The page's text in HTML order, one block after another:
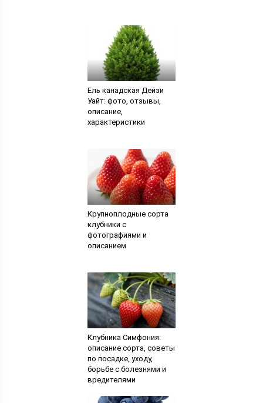
Ель канадская Дейзи
Уайт: фото, отзывы,
описание,
характеристики
Крупноплодные сорта
клубники с
фотографиями и
описанием
Клубника Симфония:
описание сорта, советы
по посадке, уходу,
борьбе с болезнями и
вредителями